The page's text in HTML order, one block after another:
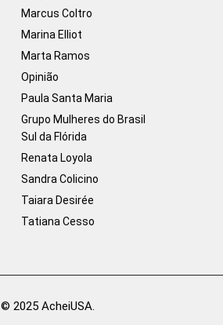
Marcus Coltro
Marina Elliot
Marta Ramos
Opinião
Paula Santa Maria
Grupo Mulheres do Brasil
Sul da Flórida
Renata Loyola
Sandra Colicino
Taiara Desirée
Tatiana Cesso
© 2025 AcheiUSA.